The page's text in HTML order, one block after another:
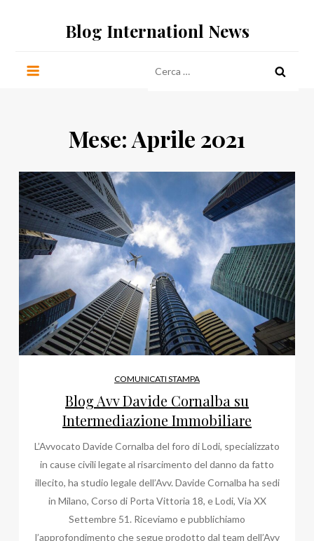
Blog Internationl News
per:
Mese:Aprile 2021
COMUNICATI STAMPA
Blog Avv Davide Cornalba su
Intermediazione Immobiliare
L’Avvocato Davide Cornalba del foro di Lodi, specializzato
in cause civili legate al risarcimento del danno da fatto
illecito, ha studio legale dell’Avv. Davide Cornalba ha sedi
in Milano, Corso di Porta Vittoria 18, e Lodi, Via XX
Settembre 51. Riceviamo e pubblichiamo
l’approfondimento che segue prodotto dal team dell’Avv